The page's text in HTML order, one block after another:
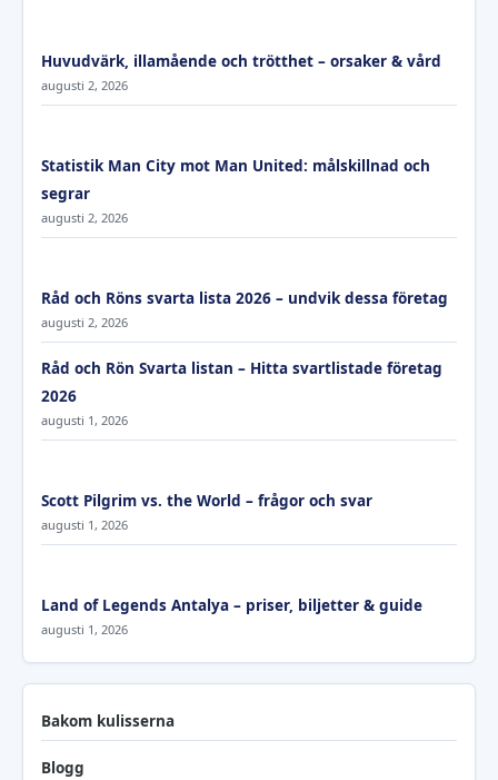
Huvudvärk, illamående och trötthet – orsaker & vård
augusti 2, 2026
Statistik Man City mot Man United: målskillnad och
segrar
augusti 2, 2026
Råd och Röns svarta lista 2026 – undvik dessa företag
augusti 2, 2026
Råd och Rön Svarta listan – Hitta svartlistade företag
2026
augusti 1, 2026
Scott Pilgrim vs. the World – frågor och svar
augusti 1, 2026
Land of Legends Antalya – priser, biljetter & guide
augusti 1, 2026
Bakom kulisserna
Blogg